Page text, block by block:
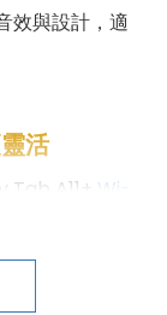
效與設計，適
活
Tab A11+ Wi-
心採用
8GB